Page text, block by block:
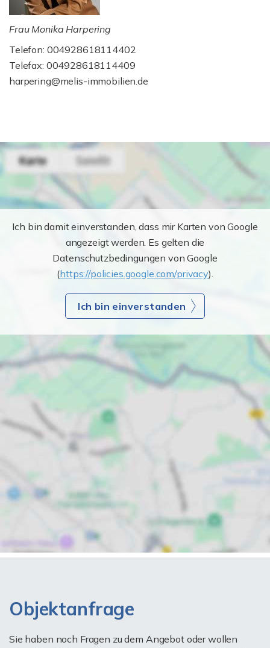
Frau Monika Harpering
Telefon: 004928618114402
Telefax: 004928618114409
harpering@melis-immobilien.de
Ich bin damit einverstanden, dass mir Karten von Google
angezeigt werden. Es gelten die
Datenschutzbedingungen von Google
(https://policies.google.com/privacy).
Ich bin einverstanden
Objektanfrage
Sie haben noch Fragen zu dem Angebot oder wollen